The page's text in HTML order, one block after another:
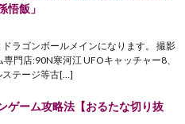
悟飯」
ラゴンボールメインになります。 撮影
専門店:90N寒河江 UFOキャッチャー8、
ステージ等古[…]
ゲーム攻略法【おるたな切り抜